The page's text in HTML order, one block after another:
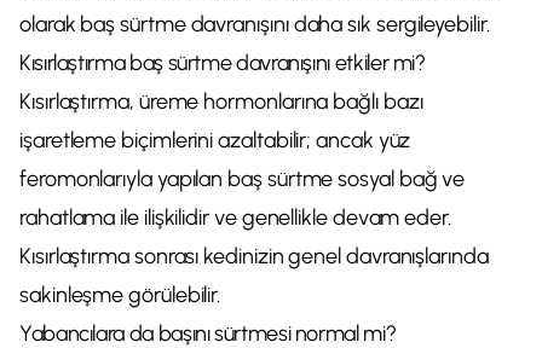
olarak baş sürtme davranışını daha sık sergileyebilir.
Kısırlaştırma baş sürtme davranışını etkiler mi?
Kısırlaştırma, üreme hormonlarına bağlı bazı
işaretleme biçimlerini azaltabilir; ancak yüz
feromonlarıyla yapılan baş sürtme sosyal bağ ve
rahatlama ile ilişkilidir ve genellikle devam eder.
Kısırlaştırma sonrası kedinizin genel davranışlarında
sakinleşme görülebilir.
Yabancılara da başını sürtmesi normal mi?